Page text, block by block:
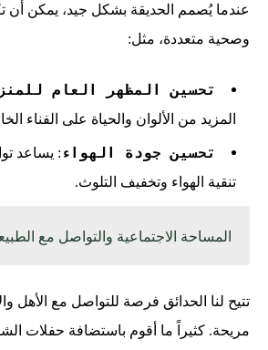
عندما يُصمم الحديقة بشكل جيد، يمكن أن
وصحية متعددة، مثل:
تحسين المظهر العام
المزيد من الألوان والحياة على الفناء
تحسين جودة الهواء : يساعد
تنقية الهواء وتخفيف التلوث.
المساحة الاجتماعية والتواصل مع
تتيح لنا الحدائق فرصة للتواصل مع الأهل
مريحة. كثيراً ما أقوم باستضافة حفلات